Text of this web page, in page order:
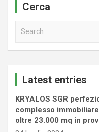
Cerca
Latest entries
KRYALOS SGR
complesso
oltre 23.000 mq in